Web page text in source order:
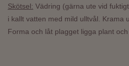
Skötsel: Vädring (gärna ute vid
i kallt vatten med mild ulltvål. Krama
Forma och låt plagget ligga plant